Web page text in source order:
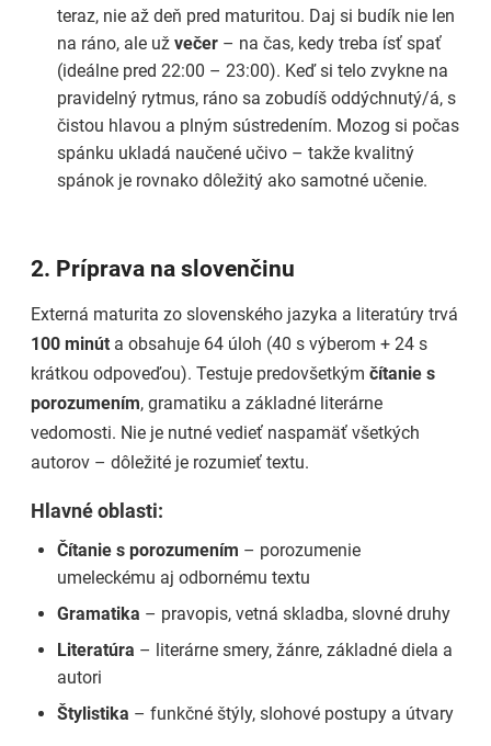
teraz, nie až deň pred maturitou. Daj si budík nie len
na ráno, ale už večer – na čas, kedy treba ísť spať
(ideálne pred 22:00 – 23:00). Keď si telo zvykne na
pravidelný rytmus, ráno sa zobudíš oddýchnutý/á, s
čistou hlavou a plným sústredením. Mozog si počas
spánku ukladá naučené učivo – takže kvalitný
spánok je rovnako dôležitý ako samotné učenie.
2. Príprava na slovenčinu
Externá maturita zo slovenského jazyka a literatúry trvá
100 minút a obsahuje 64 úloh (40 s výberom + 24 s
krátkou odpoveďou). Testuje predovšetkým čítanie s
porozumením, gramatiku a základné literárne
vedomosti. Nie je nutné vedieť naspamäť všetkých
autorov – dôležité je rozumieť textu.
Hlavné oblasti:
Čítanie s porozumením – porozumenie
umeleckému aj odbornému textu
Gramatika – pravopis, vetná skladba, slovné druhy
Literatúra – literárne smery, žánre, základné diela a
autori
Štylistika – funkčné štýly, slohové postupy a útvary